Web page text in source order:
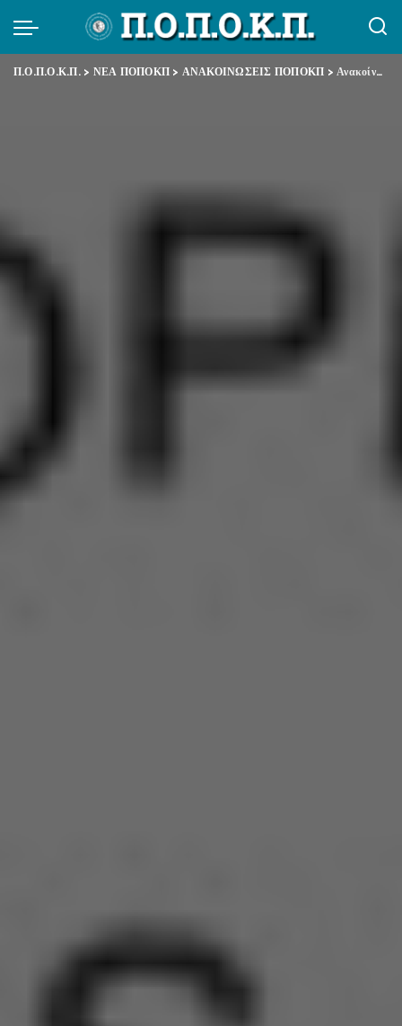
Π.Ο.Π.Ο.Κ.Π.> ΝΕΑ ΠΟΠΟΚΠ > ΑΝΑΚΟΙΝΩΣΕΙΣ ΠΟΠΟΚΠ >Ανακοίνωση συνάντησης με κ. Στρατούλη και Ρωμανιά